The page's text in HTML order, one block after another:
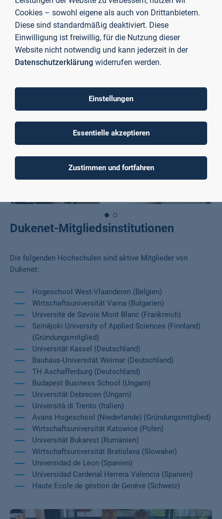
spielerisch in einem wettbewerbsorientierten, simulierten
Geschäfts- und Marketingszenarien anzuwenden. Dabei
trainierten sie interkulturelle kommunikativen Fähigkeit und
Teamarbeit und übten ihre Fähigkeiten in der Führung und
Entscheidungsfindung.
Dukenet-Mitgliedsinstitutionen
Die folgenden Hochschulen sind aktive Mitglieder von
Dukenet:
Hogeschool West-Vlaanderen (Belgien)
Wirtschaftsuniversität Varna (Bulgarien)
Université de Savoie Mont Blanc (Frankreich)
Seinäjoki University of Applied Sciences (Finnland)
(Gründungsmitglied)
Universität Kassel (Deutschland)
Bauhaus-Universität Weimar (Deutschland)
TH Aschaffenburg (Deutschland)
Budapest Business School (Ungarn)
Universität Debrecen (Ungarn)
Università di Trento (Italien)
Avans Hogeschool (Niederlande) (Gründungsmitglied)
Wirtschaftsuniversität Katowice (Polen)
Universität Bukarest (Rumänien)
Wirtschaftsuniversität Bratislava (Slowakei)
Universidad de Leon (Spanien)
Universidad Cardenal Herrera Valencia (Spanien)
Haute Ecole de géstion de Genève (Schweiz)
Cookies – sowohl eigene als auch von Drittanbietern.
Diese sind standardmäßig deaktiviert. Diese
Einwilligung ist freiwillig, für die Nutzung dieser
Website nicht notwendig und kann jederzeit in der
Datenschutzerklärung widerrufen werden.
Einstellungen
Essentielle akzeptieren
Zustimmen und fortfahren